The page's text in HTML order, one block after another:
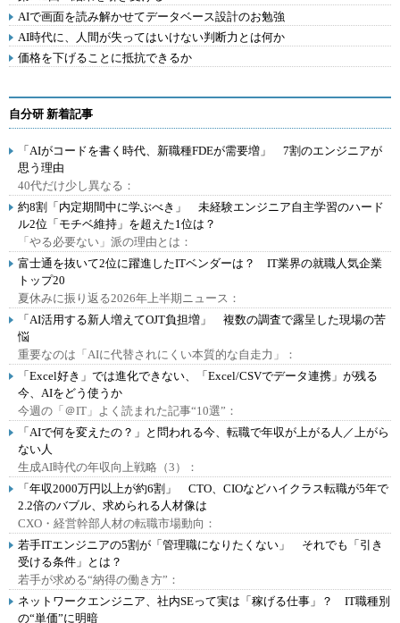
AIで画面を読み解かせてデータベース設計のお勉強
AI時代に、人間が失ってはいけない判断力とは何か
価格を下げることに抵抗できるか
自分研 新着記事
「AIがコードを書く時代、新職種FDEが需要増」 7割のエンジニアが
思う理由
40代だけ少し異なる：
約8割「内定期間中に学ぶべき」 未経験エンジニア自主学習のハード
ル2位「モチベ維持」を超えた1位は？
「やる必要ない」派の理由とは：
富士通を抜いて2位に躍進したITベンダーは？ IT業界の就職人気企業
トップ20
夏休みに振り返る2026年上半期ニュース：
「AI活用する新人増えてOJT負担増」 複数の調査で露呈した現場の苦
悩
重要なのは「AIに代替されにくい本質的な自走力」：
「Excel好き」では進化できない、「Excel/CSVでデータ連携」が残る
今、AIをどう使うか
今週の「＠IT」よく読まれた記事“10選”：
「AIで何を変えたの？」と問われる今、転職で年収が上がる人／上がら
ない人
生成AI時代の年収向上戦略（3）：
「年収2000万円以上が約6割」 CTO、CIOなどハイクラス転職が5年で
2.2倍のバブル、求められる人材像は
CXO・経営幹部人材の転職市場動向：
若手ITエンジニアの5割が「管理職になりたくない」 それでも「引き
受ける条件」とは？
若手が求める“納得の働き方”：
ネットワークエンジニア、社内SEって実は「稼げる仕事」？ IT職種別
の“単価”に明暗